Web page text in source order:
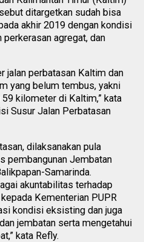
ditargetkan sudah bisa
akhir 2019 dengan kondisi
agregat, dan
jalan perbatasan Kaltim dan
yang belum tembus, yakni
kilometer di Kaltim,” kata
Susur Jalan Perbatasan
dilaksanakan pula
pembangunan Jembatan
Samarinda.
akuntabilitas terhadap
Kementerian PUPR
kondisi eksisting dan juga
jembatan serta mengetahui
kata Refly.